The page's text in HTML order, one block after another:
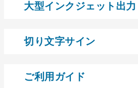
大型インクジェット出力
切り文字サイン
ご利用ガイド